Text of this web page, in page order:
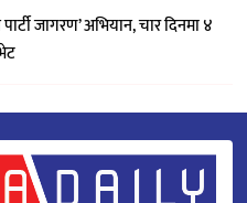
जागरण’ अभियान, चार दिनमा ४